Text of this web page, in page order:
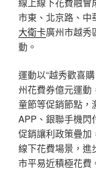
市東、北京路、中
大衛卡廣州市越秀
動。
運動以“越秀歡喜
州花費券億元運動
童節等促銷節點，
APP、銀聯手機閃
促銷讓利政策疊加
線下花費場景，進
市平易近積極花費